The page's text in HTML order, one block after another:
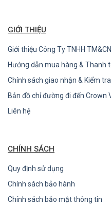
GIỚI THIỆU
Giới thiệu Công Ty TNHH
Hướng dẫn mua hàng & Thanh
Chính sách giao nhận & Kiểm
Bản đồ chỉ đường đi đến Crown
Liên hệ
CHÍNH SÁCH
Quy định sử dụng
Chính sách bảo hành
Chính sách bảo mật thông tin